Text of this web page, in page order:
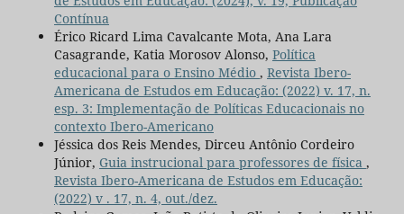
Contínua
Érico Ricard Lima Cavalcante Mota, Ana Lara
Casagrande, Katia Morosov Alonso, Política
educacional para o Ensino Médio , Revista Ibero-
Americana de Estudos em Educação: (2022) v. 17, n.
esp. 3: Implementação de Políticas Educacionais no
contexto Ibero-Americano
Jéssica dos Reis Mendes, Dirceu Antônio Cordeiro
Júnior, Guia instrucional para professores de física ,
Revista Ibero-Americana de Estudos em Educação:
(2022) v . 17, n. 4, out./dez.